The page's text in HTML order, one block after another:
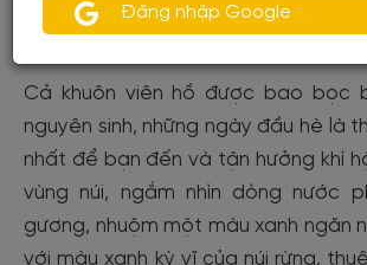
Cả khuôn viên hồ được bao bọc
nguyên sinh, những ngày đầu hè là
nhất để bạn đến và tận hưởng khí
vùng núi, ngắm nhìn dòng nước
gương, nhuộm một màu xanh ngăn
với màu xanh kỳ vĩ của núi rừng,
Đăng nhập Google